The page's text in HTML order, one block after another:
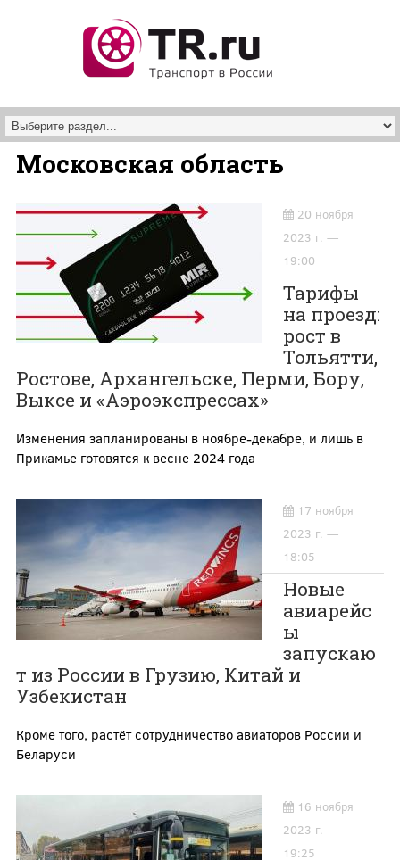
Московская область
20 ноября
2023 г. —
19:00
Тарифы
на проезд:
рост в
Тольятти,
Ростове, Архангельске, Перми, Бору,
Выксе и «Аэроэкспрессах»
Изменения запланированы в ноябре-декабре, и лишь в
Прикамье готовятся к весне 2024 года
17 ноября
2023 г. —
18:05
Новые
авиарейс
ы
запускаю
т из России в Грузию, Китай и
Узбекистан
Кроме того, растёт сотрудничество авиаторов России и
Беларуси
16 ноября
2023 г. —
19:25